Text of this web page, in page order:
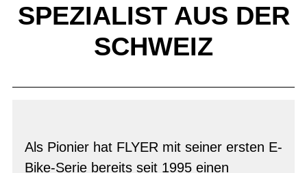
SPEZIALIST AUS DER
SCHWEIZ
Als Pionier hat FLYER mit seiner ersten E-
Bike-Serie bereits seit 1995 einen